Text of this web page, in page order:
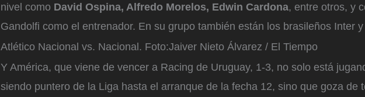
nivel como David Ospina, Alfredo Morelos, Edwin Cardona, entre otros, y
Gandolfi como el entrenador. En su grupo también están los brasileños Inter
Atlético Nacional vs. Nacional. Foto:Jaiver Nieto Álvarez / El Tiempo
Y América, que viene de vencer a Racing de Uruguay, 1-3, no solo está
siendo puntero de la Liga hasta el arranque de la fecha 12, sino que goza de